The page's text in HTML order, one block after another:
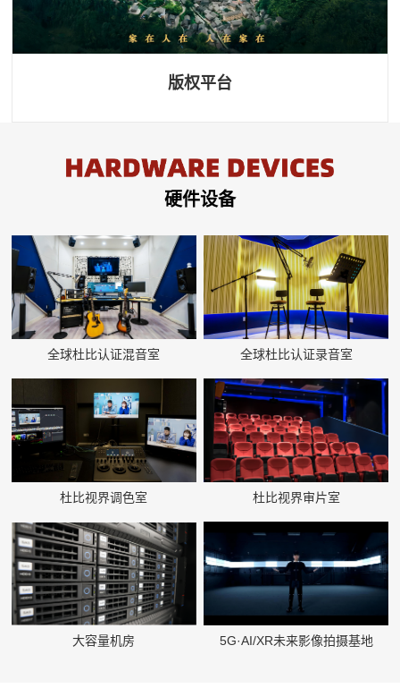
版权平台
硬件设备
全球杜比认证混音室 全球杜比认证录音室
杜比视界调色室 杜比视界审片室
大容量机房 5G·AI/XR未来影像拍摄基地